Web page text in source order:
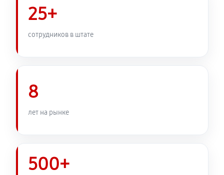
25+
сотрудников в штате
8
лет на рынке
500+